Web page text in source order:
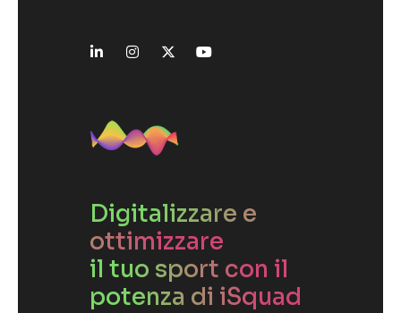
Digitalizzare e
ottimizzare
il tuo sport con il
potenza di iSquad